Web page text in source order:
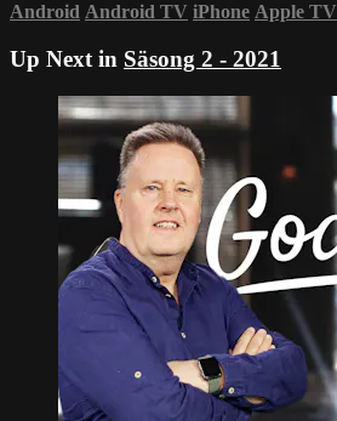
Android Android TV iPhone Apple TV
Up Next in Säsong 2 - 2021